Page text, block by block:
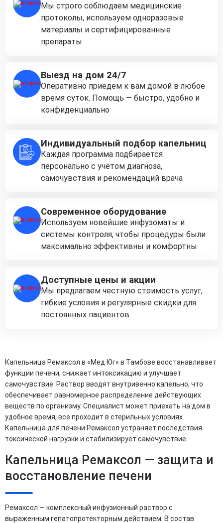
Мы строго соблюдаем медицинские
протоколы, используем одноразовые
материалы и сертифицированные
препараты
Выезд на дом 24/7
Оперативно приедем к вам домой в любое
время суток. Помощь — быстро, удобно и
конфиденциально
Индивидуальный подбор капельниц
Каждая программа подбирается
персонально с учётом диагноза,
самочувствия и рекомендаций врача
Современное оборудование
Используем новейшие инфузоматы и
системы контроля, чтобы процедуры были
максимально эффективны и комфортны
Доступные цены и акции
Мы предлагаем честную стоимость услуг,
гибкие условия и регулярные скидки для
постоянных пациентов
Капельница Ремаксол в «Мед Юг» в Тамбове восстанавливает
функции печени, снижает интоксикацию и улучшает
самочувствие. Раствор вводят внутривенно капельно, что
обеспечивает равномерное распределение действующих
веществ по организму. Специалист может приехать на дом в
удобное время, все проходит в стерильных условиях.
Капельница для печени Ремаксол устраняет последствия
токсической нагрузки и стабилизирует самочувствие.
Капельница Ремаксол — защита и
восстановление печени
Ремаксол — комплексный инфузионный раствор с
выраженным гепатопротекторным действием. В состав